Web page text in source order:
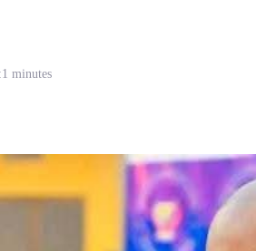
1 minutes